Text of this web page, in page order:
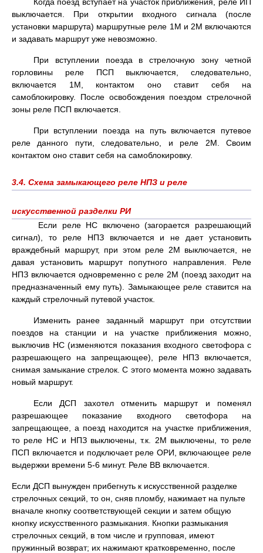
выключается. При открытии входного сигнала (после
установки маршрута) маршрутные реле 1М и 2М включаются
и задавать маршрут уже невозможно.
При вступлении поезда в стрелочную зону четной
горловины реле ПСП выключается, следовательно,
включается 1М, контактом оно ставит себя на
самоблокировку. После освобождения поездом стрелочной
зоны реле ПСП включается.
При вступлении поезда на путь включается путевое
реле данного пути, следовательно, и реле 2М. Своим
контактом оно ставит себя на самоблокировку.
3.4. Схема замыкающего реле НПЗ и реле
искусственной разделки РИ
Если реле НС включено (загорается разрешающий
сигнал), то реле НПЗ включается и не дает установить
враждебный маршрут, при этом реле 2М выключается, не
давая установить маршрут попутного направления. Реле
НПЗ включается одновременно с реле 2М (поезд заходит на
предназначенный ему путь). Замыкающее реле ставится на
каждый стрелочный путевой участок.
Изменить ранее заданный маршрут при отсутствии
поездов на станции и на участке приближения можно,
выключив НС (изменяются показания входного светофора с
разрешающего на запрещающее), реле НПЗ включается,
снимая замыкание стрелок. С этого момента можно задавать
новый маршрут.
Если ДСП захотел отменить маршрут и поменял
разрешающее показание входного светофора на
запрещающее, а поезд находится на участке приближения,
то реле НС и НПЗ выключены, т.к. 2М выключены, то реле
ПСП включается и подключает реле ОРИ, включающее реле
выдержки времени 5-6 минут. Реле ВВ включается.
Если ДСП вынужден прибегнуть к искусственной разделке
стрелочных секций, то он, сняв пломбу, нажимает на пульте
вначале кнопку соответствующей секции и затем общую
кнопку искусственного размыкания. Кнопки размыкания
стрелочных секций, в том числе и групповая, имеют
пружинный возврат; их нажимают кратковременно, после